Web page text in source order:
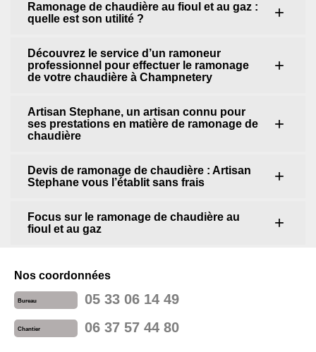
Ramonage de chaudière au fioul et au gaz :
quelle est son utilité ?
Découvrez le service d’un ramoneur
professionnel pour effectuer le ramonage
de votre chaudière à Champnetery
Artisan Stephane, un artisan connu pour
ses prestations en matière de ramonage de
chaudière
Devis de ramonage de chaudière : Artisan
Stephane vous l’établit sans frais
Focus sur le ramonage de chaudière au
fioul et au gaz
Nos coordonnées
Bureau 05 33 06 14 49
Chantier 06 37 57 44 80